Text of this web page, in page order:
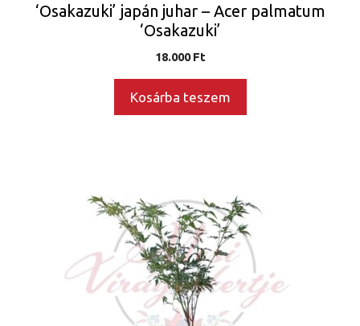
‘Osakazuki’ japán juhar – Acer palmatum
‘Osakazuki’
18.000Ft
Kosárba teszem